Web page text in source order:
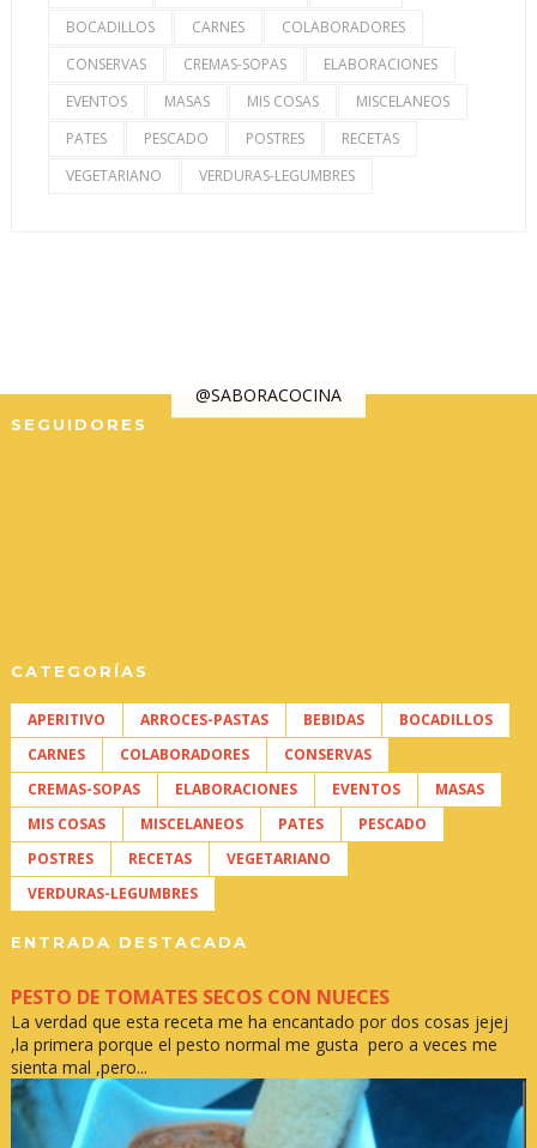
BOCADILLOS
CARNES
COLABORADORES
CONSERVAS
CREMAS-SOPAS
ELABORACIONES
EVENTOS
MASAS MIS COSAS
MISCELANEOS
PATES
PESCADO POSTRES
RECETAS
VEGETARIANO
VERDURAS-LEGUMBRES
@SABORACOCINA
SEGUIDORES
CATEGORÍAS
APERITIVO ARROCES-PASTAS BEBIDAS
BOCADILLOS
CARNES
COLABORADORES
CONSERVAS
CREMAS-SOPAS
ELABORACIONES EVENTOS
MASAS
MIS COSAS
MISCELANEOS PATES
PESCADO
POSTRES
RECETAS
VEGETARIANO
VERDURAS-LEGUMBRES
ENTRADA DESTACADA
PESTO DE TOMATES SECOS CON NUECES
La verdad que esta receta me ha encantado por dos cosas jejej
,la primera porque el pesto normal me gusta pero a veces me
sienta mal ,pero...